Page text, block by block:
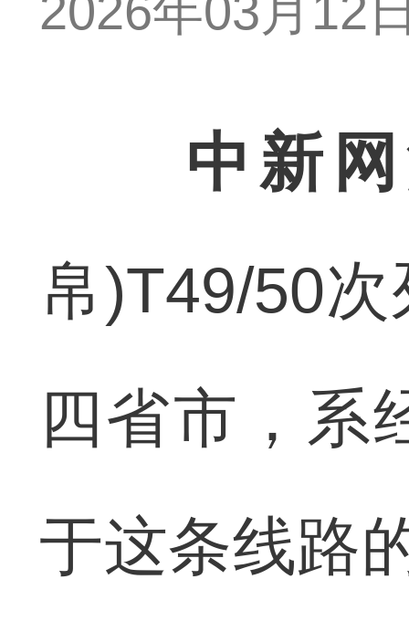
中新
帛)T49/50
四省市，系
于这条线路